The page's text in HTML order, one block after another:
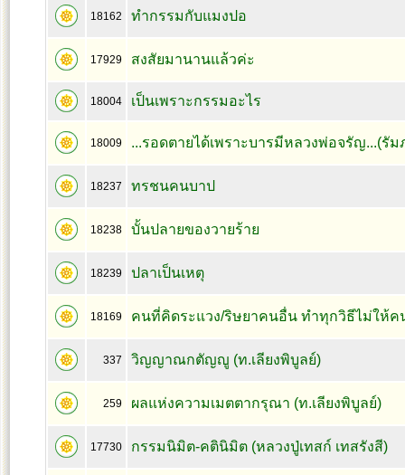
18162 ทำกรรมกับแมงปอ
17929 สงสัยมานานแล้วค่ะ
18004 เป็นเพราะกรรมอะไร
18009 ...รอดตายได้เพราะบารมีหลวงพ่อจรัญ...(รั
18237 ทรชนคนบาป
18238 บั้นปลายของวายร้าย
18239 ปลาเป็นเหตุ
18169 คนที่คิดระแวง/ริษยาคนอื่น ทำทุกวิธีไม่ให้ค
337 วิญญาณกตัญญู (ท.เลียงพิบูลย์)
259 ผลแห่งความเมตตากรุณา (ท.เลียงพิบูลย์)
17730 กรรมนิมิต-คตินิมิต (หลวงปู่เทสก์ เทสรังสี)